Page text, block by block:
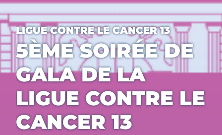
LIGUE CONTRE LE CANCER 13
5ÈME SOIRÉE DE
GALA DE LA
LIGUE CONTRE LE
CANCER 13